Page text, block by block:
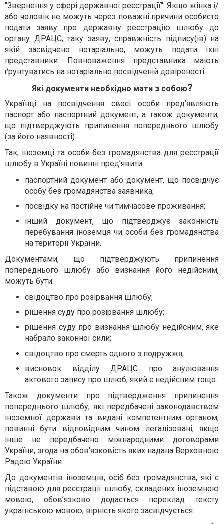
"Звернення у сфері державної реєстрації". Якщо жінка і/
або чоловік не можуть через поважні причини особисто
подати заяву про державну реєстрацію шлюбу до
органу ДРАЦС, таку заяву, справжність підпису(ів) на
якій засвідчено нотаріально, можуть подати їхні
представники. Повноваження представника мають
ґрунтуватись на нотаріально посвідченій довіреності.
Які документи необхідно мати з собою?
Українці на посвідчення своєї особи пред’являють
паспорт або паспортний документ, а також документи,
що підтверджують припинення попереднього шлюбу
(за його наявності).
Так, іноземці та особи без громадянства для реєстрації
шлюбу в Україні повинні пред’явити:
паспортний документ або документ, що посвідчує
особу без громадянства заявника;
посвідку на постійне чи тимчасове проживання;
інший документ, що підтверджує законність
перебування іноземця чи особи без громадянства
на території України.
Документами, що підтверджують припинення
попереднього шлюбу або визнання його недійсним,
можуть бути:
свідоцтво про розірвання шлюбу;
рішення суду про розірвання шлюбу;
рішення суду про визнання шлюбу недійсним, яке
набрало законної сили;
свідоцтво про смерть одного з подружжя;
висновок відділу ДРАЦС про анулювання
актового запису про шлюб, який є недійсним тощо.
Також документи про підтвердження припинення
попереднього шлюбу, які передбачені законодавством
іноземної держави та видані компетентним органом,
повинні бути відповідним чином легалізовані, якщо
інше не передбачено міжнародними договорами
України, згода на обов'язковість яких надана Верховною
Радою України.
До документів іноземців, осіб без громадянства, які є
підставою для реєстрації шлюбу, складених іноземною
мовою, обов’язково додається переклад тексту
українською мовою, вірність якого засвідчується: